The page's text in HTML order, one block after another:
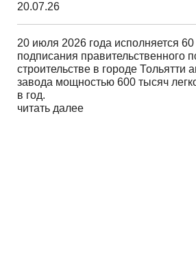
20.07.26
20 июля 2026 года исполняется 60
подписания правительственного
строительстве в городе Тольятти
завода мощностью 600 тысяч
в год.
читать далее